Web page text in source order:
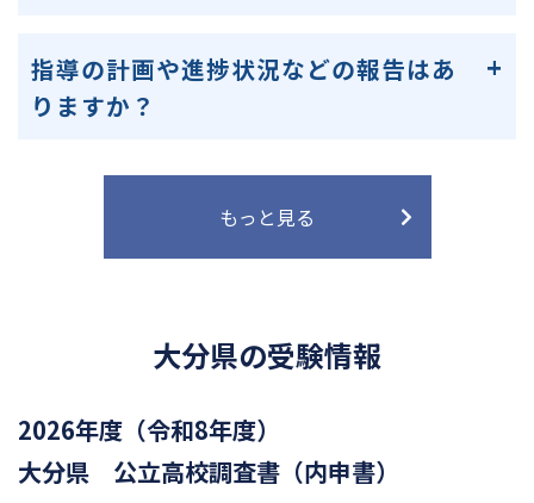
指導の計画や進捗状況などの報告はあ
りますか？
もっと見る
大分県の受験情報
2026年度（令和8年度）
大分県 公立高校調査書（内申書）